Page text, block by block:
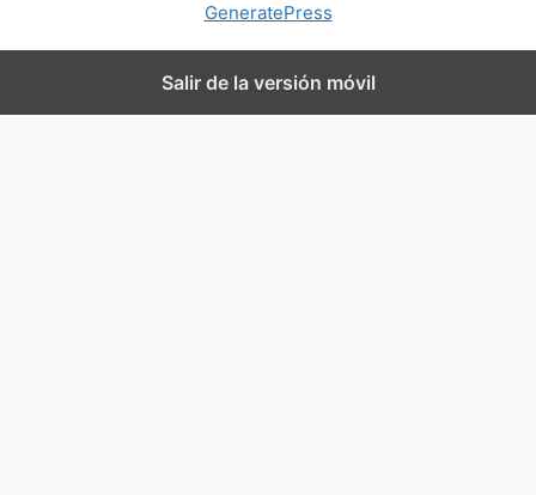
GeneratePress
Salir de la versión móvil